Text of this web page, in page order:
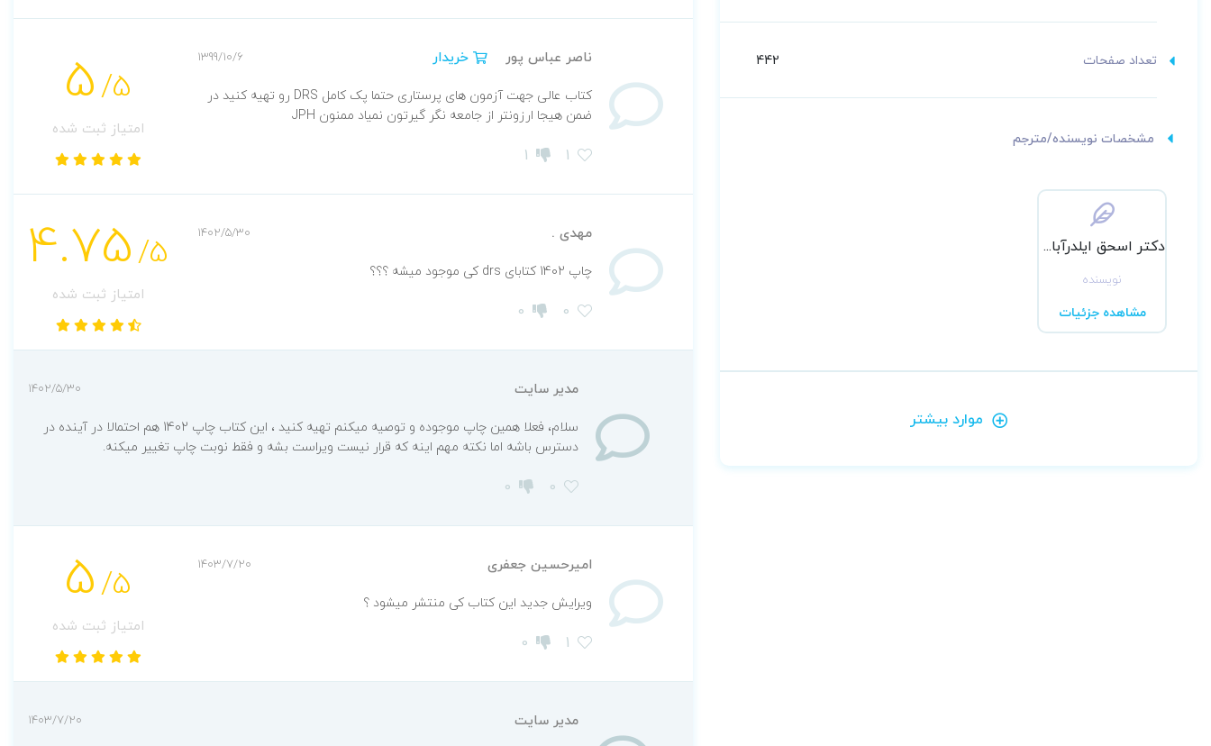
تعداد صفحات 442
مشخصات نویسنده/مترجم
دکتر اسحق ایلدرآبادی
نویسنده
مشاهده جزئیات
موارد بیشتر
ناصر عباس پور خریدار 1399/10/6
کتاب عالی جهت آزمون های پرستاری حتما پک کامل DRS رو تهیه کنید در
ضمن هیجا ارزونتر از جامعه نگر گیرتون نمیاد ممنون JPH
1
1
5/5
امتیاز ثبت شده
مهدی . 1402/5/30
چاپ 1402 کتابای drs کی موجود میشه ؟؟؟
0
0
4.75/5
امتیاز ثبت شده
مدیر سایت 1402/5/30
سلام، فعلا همین چاپ موجوده و توصیه میکنم تهیه کنید ، این کتاب چاپ 1402 هم احتمالا در آینده در
دسترس باشه اما نکته مهم اینه که قرار نیست ویراست بشه و فقط نوبت چاپ تغییر میکنه.
0
0
امیرحسین جعفری 1403/7/20
ویرایش جدید این کتاب کی منتشر میشود ؟
1
0
5/5
امتیاز ثبت شده
مدیر سایت 1403/7/20